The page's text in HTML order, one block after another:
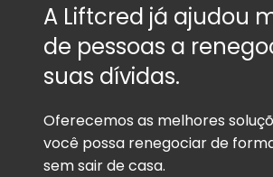
A Liftcred já ajudou
de pessoas a
suas dívidas.
Oferecemos as melhores
você possa renegociar de
sem sair de casa.